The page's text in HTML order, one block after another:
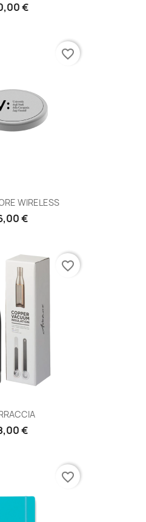
€
WIRELESS
€
favorite_border
€
favorite_border
favorite_border